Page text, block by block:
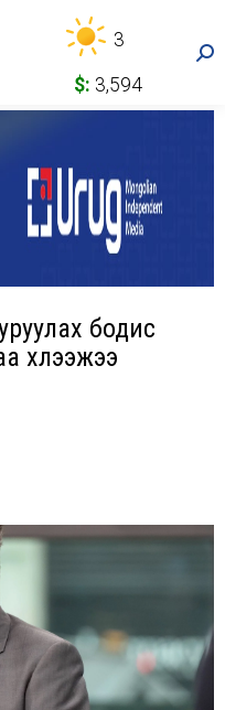
3
$: 3,594
бодис
хүлээжээ